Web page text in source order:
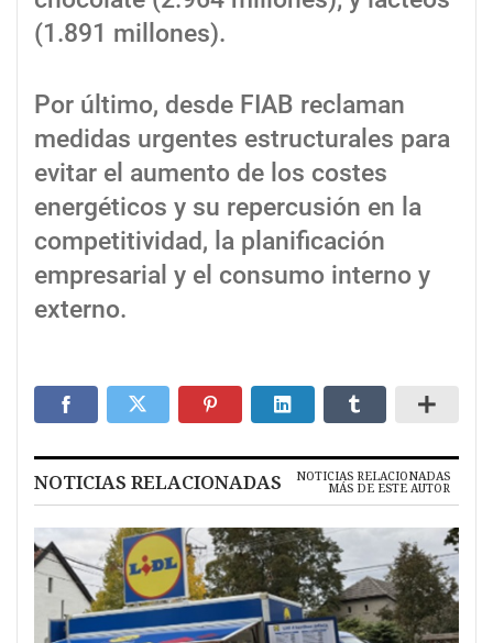
(1.891 millones).
Por último, desde FIAB reclaman
medidas urgentes estructurales para
evitar el aumento de los costes
energéticos y su repercusión en la
competitividad, la planificación
empresarial y el consumo interno y
externo.
NOTICIAS RELACIONADAS NOTICIAS RELACIONADAS
MÁS DE ESTE AUTOR